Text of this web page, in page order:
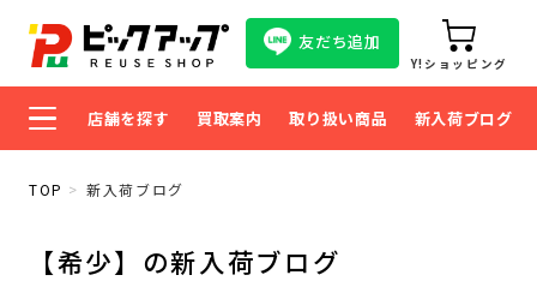
友だち追加
Y!ショッピング
店舗を探す 買取案内 取り扱い商品 新入荷ブログ
TOP 新入荷ブログ
【希少】の新入荷ブログ